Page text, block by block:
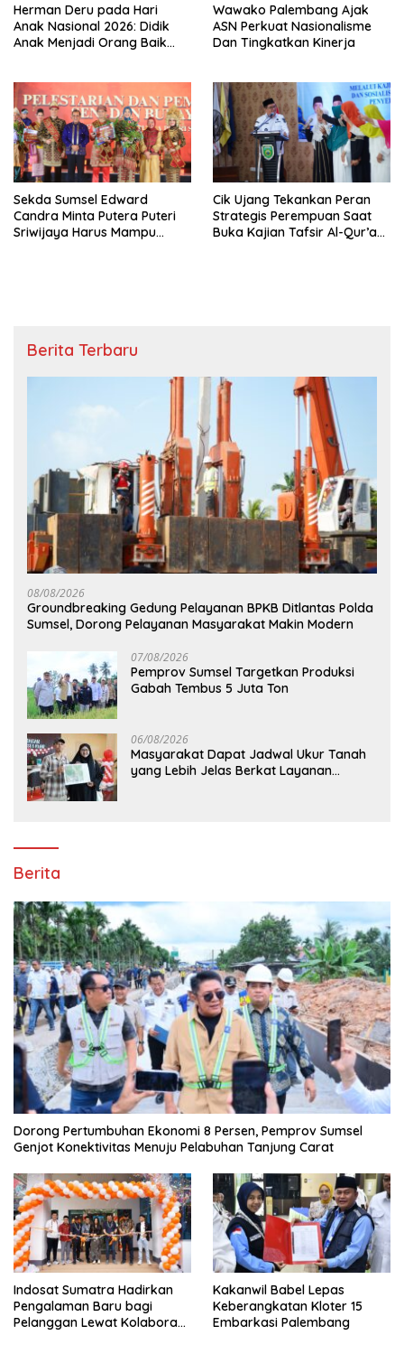
Herman Deru pada Hari
Anak Nasional 2026: Didik
Anak Menjadi Orang Baik
Wawako Palembang Ajak
ASN Perkuat Nasionalisme
Dan Tingkatkan Kinerja
Sekda Sumsel Edward
Candra Minta Putera Puteri
Sriwijaya Harus Mampu
Cik Ujang Tekankan Peran
Strategis Perempuan Saat
Buka Kajian Tafsir Al-Qur’an
Berita Terbaru
08/08/2026
Groundbreaking Gedung Pelayanan BPKB Ditlantas Polda
Sumsel, Dorong Pelayanan Masyarakat Makin Modern
07/08/2026
Pemprov Sumsel Targetkan Produksi
Gabah Tembus 5 Juta Ton
06/08/2026
Masyarakat Dapat Jadwal Ukur Tanah
yang Lebih Jelas Berkat Layanan
Berita
Dorong Pertumbuhan Ekonomi 8 Persen, Pemprov Sumsel
Genjot Konektivitas Menuju Pelabuhan Tanjung Carat
Indosat Sumatra Hadirkan
Pengalaman Baru bagi
Pelanggan Lewat Kolaborasi
Kakanwil Babel Lepas
Keberangkatan Kloter 15
Embarkasi Palembang